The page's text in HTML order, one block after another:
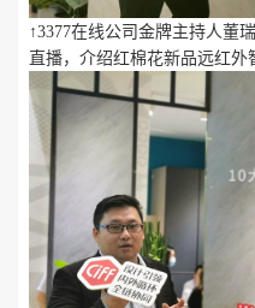
↑3377在线公司金牌主持人董
直播，介绍红棉花新品远红外